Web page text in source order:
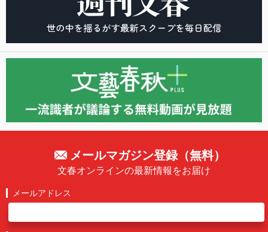
メールマガジン登録（無料）
文春オンラインの最新情報をお届け
メールアドレス